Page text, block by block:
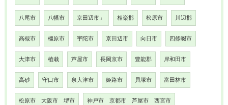
八尾市 八幡市 京田辺市」 相楽郡 松原市 川辺郡
高槻市 橿原市 宇陀市 京田辺市 向日市 四條畷市
大津市 植栽 芦屋市 長岡京市 豊能郡 岸和田市
高砂 守口市 泉大津市 姫路市 貝塚市 富田林市
松原市 大阪市 堺市 神戸市 京都市 芦屋市 西宮市